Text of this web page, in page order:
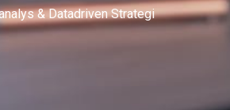
& Datadriven Strategi